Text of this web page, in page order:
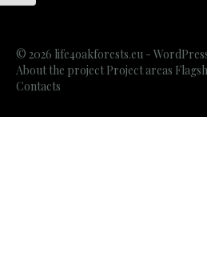
© 2026 life4oakforests.eu -
About the project Project areas
Contacts